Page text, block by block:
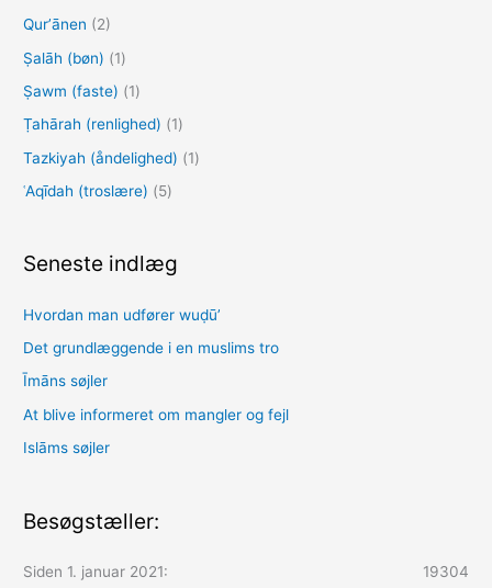
Qurʼānen (2)
Ṣalāh (bøn) (1)
Ṣawm (faste) (1)
Ṭahārah (renlighed) (1)
Tazkiyah (åndelighed) (1)
ʿAqīdah (troslære) (5)
Seneste indlæg
Hvordan man udfører wuḍūʼ
Det grundlæggende i en muslims tro
Īmāns søjler
At blive informeret om mangler og fejl
Islāms søjler
Besøgstæller:
19304
Siden 1. januar 2021: